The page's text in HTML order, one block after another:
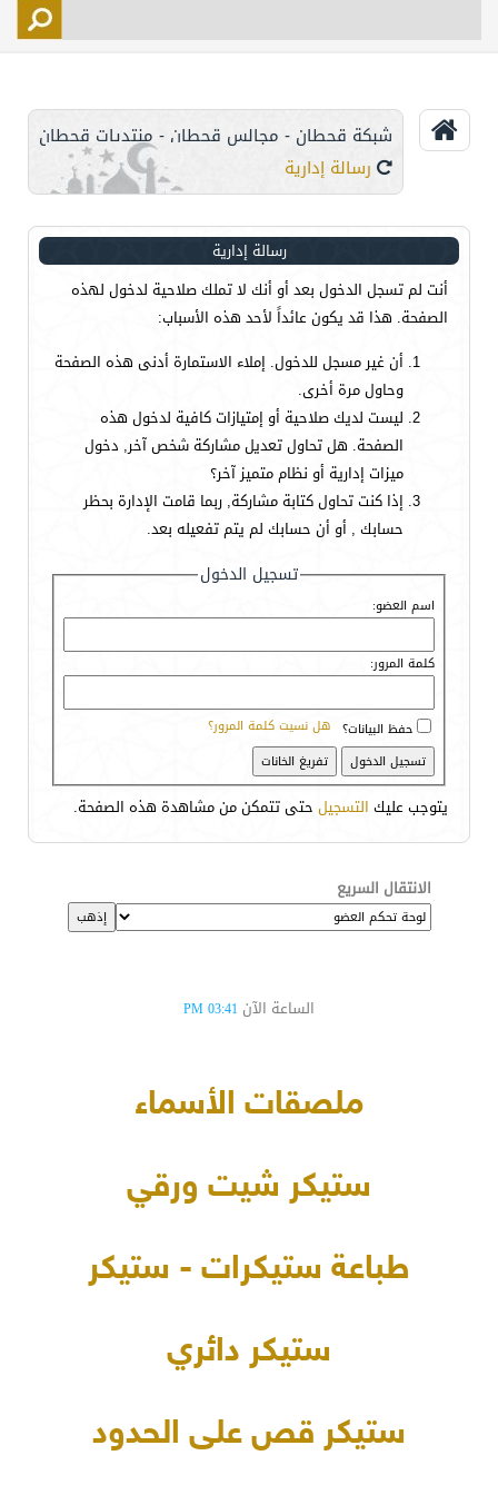
التحكم
شبكة قحطان - مجالس قحطان - منتديات قحطان
رسالة إدارية
رسالة إدارية
أنت لم تسجل الدخول بعد أو أنك لا تملك صلاحية لدخول لهذه
الصفحة. هذا قد يكون عائداً لأحد هذه الأسباب:
أن غير مسجل للدخول. إملاء الاستمارة أدنى هذه الصفحة
وحاول مرة أخرى.
ليست لديك صلاحية أو إمتيازات كافية لدخول هذه
الصفحة. هل تحاول تعديل مشاركة شخص آخر, دخول
ميزات إدارية أو نظام متميز آخر؟
إذا كنت تحاول كتابة مشاركة, ربما قامت الإدارة بحظر
حسابك , أو أن حسابك لم يتم تفعيله بعد.
تسجيل الدخول
اسم العضو:
كلمة المرور:
هل نسيت كلمة المرور؟ حفظ البيانات؟
يتوجب عليك التسجيل حتى تتمكن من مشاهدة هذه الصفحة.
الانتقال السريع
الساعة الآن 03:41 PM
ملصقات الأسماء
ستيكر شيت ورقي
طباعة ستيكرات - ستيكر
ستيكر دائري
ستيكر قص على الحدود